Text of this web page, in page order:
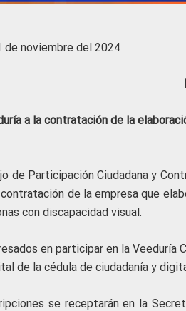
de noviembre del 2024
a la contratación de la
de Participación Ciudadana y
de la empresa que
con discapacidad visual.
en participar en la Veeduría
de la cédula de ciudadanía y
se receptarán en la